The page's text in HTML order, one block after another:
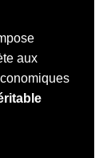
aux
donner